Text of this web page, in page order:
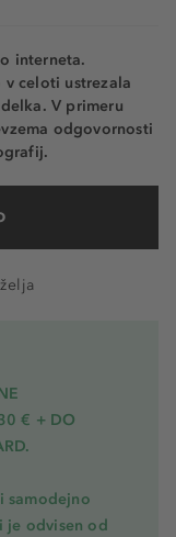
interneta.
celoti ustrezala
V primeru
odgovornosti
€ + DO
samodejno
je odvisen od